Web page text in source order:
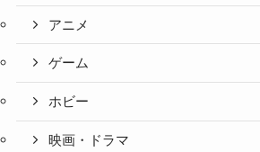
アニメ
ゲーム
ホビー
映画・ドラマ